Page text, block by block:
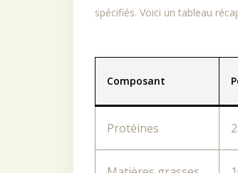
spécifiés. Voici un tableau
Composant
Protéines